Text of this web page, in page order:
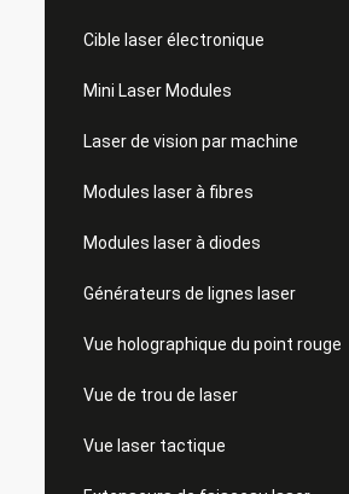
Cible laser électronique
Mini Laser Modules
Laser de vision par machine
Modules laser à fibres
Modules laser à diodes
Générateurs de lignes laser
Vue holographique du point rouge
Vue de trou de laser
Vue laser tactique